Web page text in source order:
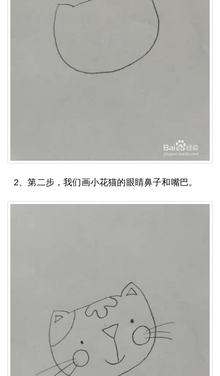
2、第二步，我们画小花猫的眼睛鼻子和嘴巴。